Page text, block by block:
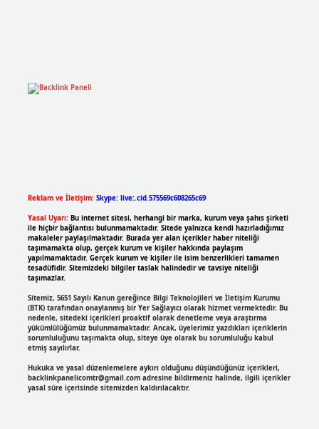
Reklam ve İletişim: Skype: live:.cid.575569c608265c69
Yasal Uyarı: Bu internet sitesi, herhangi bir marka, kurum veya şahıs şirketi
ile hiçbir bağlantısı bulunmamaktadır. Sitede yalnızca kendi hazırladığımız
makaleler paylaşılmaktadır. Burada yer alan içerikler haber niteliği
taşımamakta olup, gerçek kurum ve kişiler hakkında paylaşım
yapılmamaktadır. Gerçek kurum ve kişiler ile isim benzerlikleri tamamen
tesadüfidir. Sitemizdeki bilgiler taslak halindedir ve tavsiye niteliği
taşımazlar.
Sitemiz, 5651 Sayılı Kanun gereğince Bilgi Teknolojileri ve İletişim Kurumu
(BTK) tarafından onaylanmış bir Yer Sağlayıcı olarak hizmet vermektedir. Bu
nedenle, sitedeki içerikleri proaktif olarak denetleme veya araştırma
yükümlülüğümüz bulunmamaktadır. Ancak, üyelerimiz yazdıkları içeriklerin
sorumluluğunu taşımakta olup, siteye üye olarak bu sorumluluğu kabul
etmiş sayılırlar.
Hukuka ve yasal düzenlemelere aykırı olduğunu düşündüğünüz içerikleri,
backlinkpanelicomtr@gmail.comadresine bildirmeniz halinde, ilgili içerikler
yasal süre içerisinde sitemizden kaldırılacaktır.